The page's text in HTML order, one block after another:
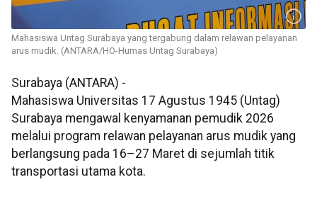
Mahasiswa Untag Surabaya yang tergabung dalam relawan pelayanan
arus mudik. (ANTARA/HO-Humas Untag Surabaya)
Surabaya (ANTARA) -
Mahasiswa Universitas 17 Agustus 1945 (Untag)
Surabaya mengawal kenyamanan pemudik 2026
melalui program relawan pelayanan arus mudik yang
berlangsung pada 16–27 Maret di sejumlah titik
transportasi utama kota.